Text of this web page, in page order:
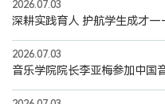
2026.07.03
2026.07.03
音乐学院院长李亚梅参加中国